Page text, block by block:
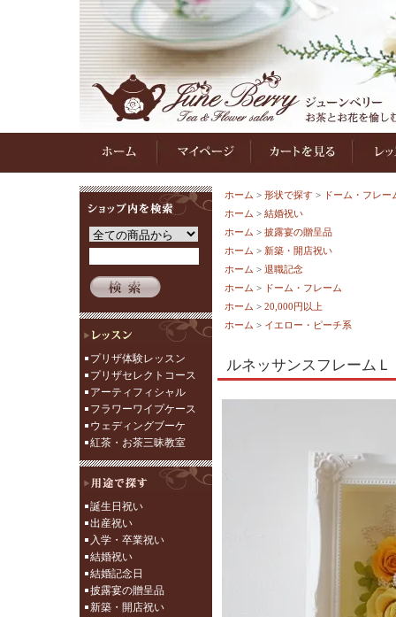
プリザ体験レッスン
プリザセレクトコース
アーティフィシャル
フラワーワイプケース
ウェディングブーケ
紅茶・お茶三昧教室
誕生日祝い
出産祝い
入学・卒業祝い
結婚祝い
結婚記念日
披露宴の贈呈品
新築・開店祝い
ホーム > 形状で探す > ドーム・フレー
ホーム > 結婚祝い
ホーム > 披露宴の贈呈品
ホーム > 新築・開店祝い
ホーム > 退職記念
ホーム > ドーム・フレーム
ホーム > 20,000円以上
ホーム > イエロー・ピーチ系
ルネッサンスフレーム